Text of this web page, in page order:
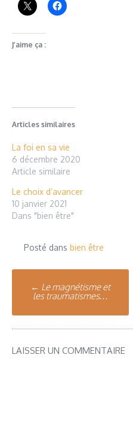
J’aime ça :
Articles similaires
La foi en sa vie
6 décembre 2020
Article similaire
Le choix d’avancer
10 janvier 2021
Dans "bien être"
Posté dans bien être
Poste
navigation
← Le magnétisme et
les traumatismes…
LAISSER UN COMMENTAIRE